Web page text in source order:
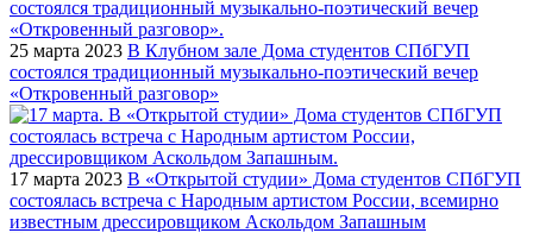
25 марта 2023 В Клубном зале Дома студентов СПбГУП
состоялся традиционный музыкально-поэтический вечер
«Откровенный разговор»
17 марта 2023 В «Открытой студии» Дома студентов СПбГУП
состоялась встреча с Народным артистом России, всемирно
известным дрессировщиком Аскольдом Запашным